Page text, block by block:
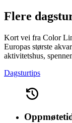
Flere
Kort vei fra Color
Europas største
aktivitetshus,
Dagsturtips